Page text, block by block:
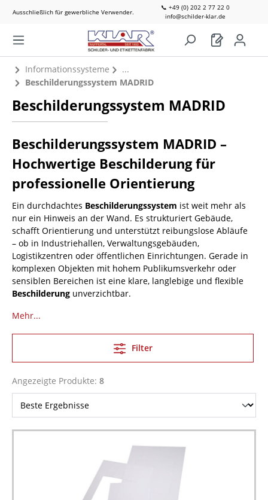
Ausschließlich für gewerbliche Verwender.
📞 +49 (0) 202 2 77 22 0
info@schilder-klar.de
Informationssysteme
Beschilderungssystem MADRID
Beschilderungssystem MADRID
Beschilderungssystem MADRID –
Hochwertige Beschilderung für
professionelle Orientierung
Ein durchdachtes Beschilderungssystem ist weit mehr als
nur ein Hinweis an der Wand. Es strukturiert Gebäude,
schafft Orientierung und unterstützt reibungslose Abläufe
– ob in Industriehallen, Verwaltungsgebäuden,
Logistikzentren oder öffentlichen Einrichtungen. Gerade in
komplexen Objekten mit hohem Publikumsverkehr oder
sensiblen Bereichen ist eine klare, langlebige und flexible
Beschilderung unverzichtbar.
Mehr...
Filter
Angezeigte Produkte: 8